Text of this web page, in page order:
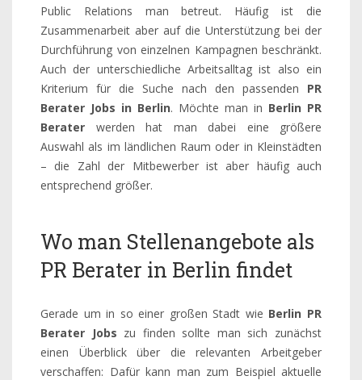
Public Relations man betreut. Häufig ist die
Zusammenarbeit aber auf die Unterstützung bei der
Durchführung von einzelnen Kampagnen beschränkt.
Auch der unterschiedliche Arbeitsalltag ist also ein
Kriterium für die Suche nach den passenden PR
Berater Jobs in Berlin. Möchte man in Berlin PR
Berater werden hat man dabei eine größere
Auswahl als im ländlichen Raum oder in Kleinstädten
– die Zahl der Mitbewerber ist aber häufig auch
entsprechend größer.
Wo man Stellenangebote als
PR Berater in Berlin findet
Gerade um in so einer großen Stadt wie Berlin PR
Berater Jobs zu finden sollte man sich zunächst
einen Überblick über die relevanten Arbeitgeber
verschaffen: Dafür kann man zum Beispiel aktuelle